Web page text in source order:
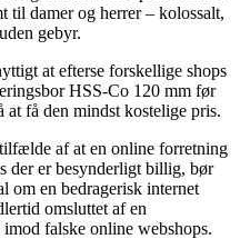
til damer og herrer – kolossalt,
gebyr.
at efterse forskellige shops
HSS-Co 120 mm før
at få den mindst kostelige pris.
af at en online forretning
der er besynderligt billig, bør
om en bedragerisk internet
omsluttet af en
falske online webshops.